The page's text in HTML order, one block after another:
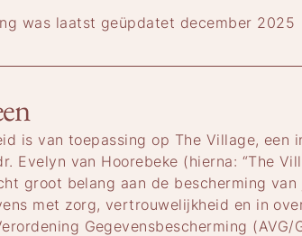
was laatst geüpdatet december 2025
is van toepassing op The Village,
Evelyn van Hoorebeke (hierna: “The
groot belang aan de bescherming
met zorg, vertrouwelijkheid en in
Gegevensbescherming